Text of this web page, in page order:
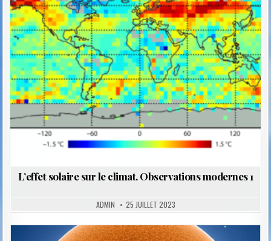
Posted
in
L’effet solaire sur le climat. Observations modernes 1
ADMIN 25 JUILLET 2023